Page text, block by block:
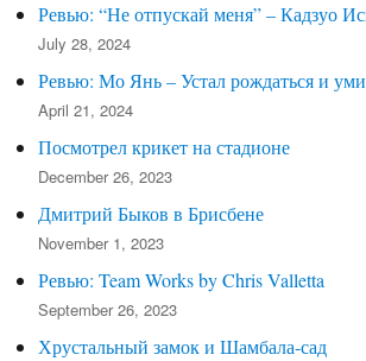
Ревью: “Не отпускай меня” – Кадзуо
July 28, 2024
Ревью: Мо Янь – Устал рождаться и
April 21, 2024
Посмотрел крикет на стадионе
December 26, 2023
Дмитрий Быков в Брисбене
November 1, 2023
Ревью: Team Works by Chris Valletta
September 26, 2023
Хрустальный замок и Шамбала-сад